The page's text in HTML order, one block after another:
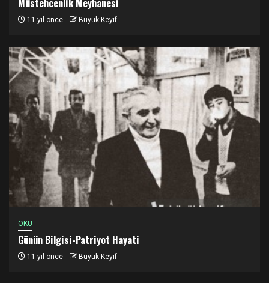
Müstehcenlik Meyhanesi
11 yıl önce Büyük Keyif
OKU
Günün Bilgisi-Patriyot Hayati
11 yıl önce Büyük Keyif